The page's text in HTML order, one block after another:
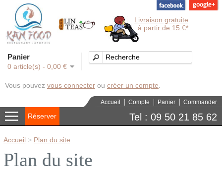
Livraison gratuite
à partir de 15 €*
Panier
0 article(s) - 0,00 €
Vous pouvez vous connecter ou créer un compte
Tel : 09 50 21 85 62
Accueil Compte Panier Commander
Réserver
Accueil > Plan du site
Plan du site